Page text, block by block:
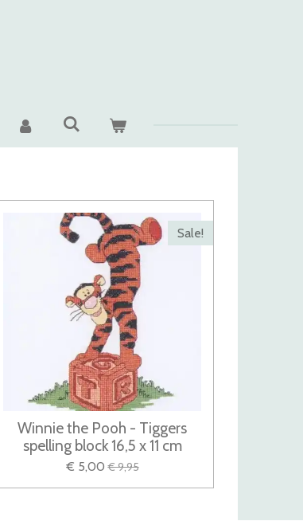
Sale!
Winnie the Pooh - Tiggers
spelling block 16,5 x 11 cm
€ 5,00 € 9,95